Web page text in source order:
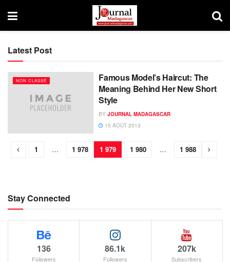
Latest Post
NON CLASSÉ
Famous Model’s Haircut: The
Meaning Behind Her New Short
Style
BY JOURNAL MADAGASCAR
15 AOÛT 2013
1 … 1 978 1 979 1 980 … 1 988
Stay Connected
136
Followers
86.1k
Followers
207k
Subscribers